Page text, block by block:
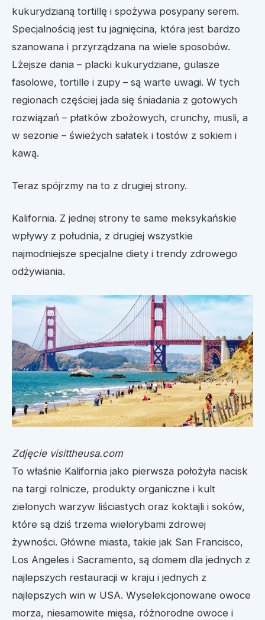
kukurydzianą tortillę i spożywa posypany serem.
Specjalnością jest tu jagnięcina, która jest bardzo
szanowana i przyrządzana na wiele sposobów.
Lżejsze dania – placki kukurydziane, gulasze
fasolowe, tortille i zupy – są warte uwagi. W tych
regionach częściej jada się śniadania z gotowych
rozwiązań – płatków zbożowych, crunchy, musli, a
w sezonie – świeżych sałatek i tostów z sokiem i
kawą.
Teraz spójrzmy na to z drugiej strony.
Kalifornia. Z jednej strony te same meksykańskie
wpływy z południa, z drugiej wszystkie
najmodniejsze specjalne diety i trendy zdrowego
odżywiania.
Zdjęcie visittheusa.com
To właśnie Kalifornia jako pierwsza położyła nacisk
na targi rolnicze, produkty organiczne i kult
zielonych warzyw liściastych oraz koktajli i soków,
które są dziś trzema wielorybami zdrowej
żywności. Główne miasta, takie jak San Francisco,
Los Angeles i Sacramento, są domem dla jednych z
najlepszych restauracji w kraju i jednych z
najlepszych win w USA. Wyselekcjonowane owoce
morza, niesamowite mięsa, różnorodne owoce i